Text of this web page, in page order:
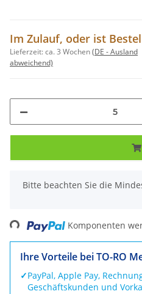
Im Zulauf, oder ist
Lieferzeit:ca. 3 Wochen(DE - Ausland
abweichend)
x
Bitte beachten Sie die
Loading... Komponenten
Ihre Vorteile bei TO-RO
✓PayPal, Apple Pay,
Geschäftskunden und